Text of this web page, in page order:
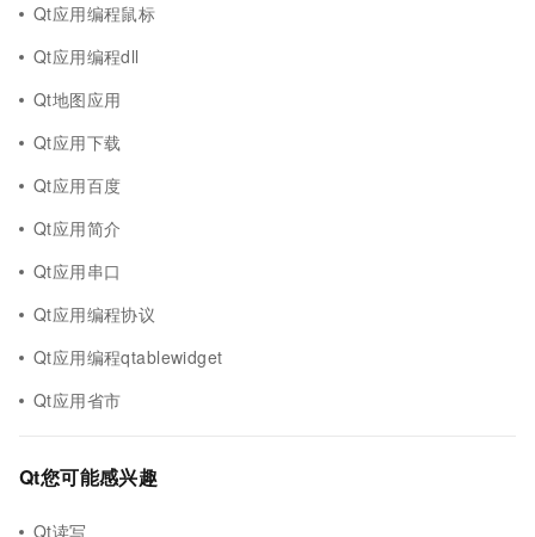
Qt应用编程鼠标
Qt应用编程dll
Qt地图应用
Qt应用下载
Qt应用百度
Qt应用简介
Qt应用串口
Qt应用编程协议
Qt应用编程qtablewidget
Qt应用省市
Qt您可能感兴趣
Qt读写